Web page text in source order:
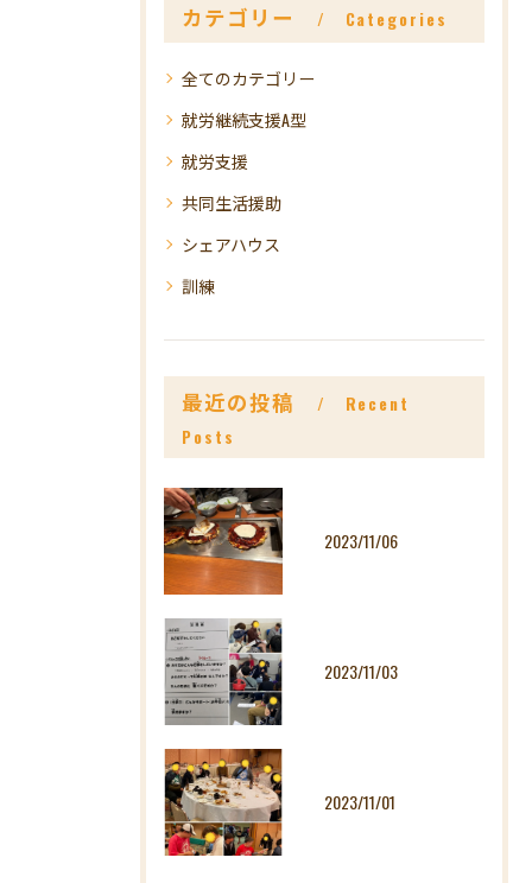
カテゴリー Categories
全てのカテゴリー
就労継続支援A型
就労支援
共同生活援助
シェアハウス
訓練
最近の投稿
Recent
Posts
2023/11/06
2023/11/03
2023/11/01